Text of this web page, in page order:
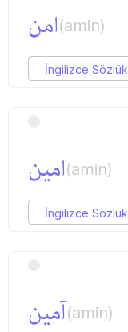
امن(amin)
İngilizce Sözlük
امین(amin)
İngilizce Sözlük
آمین(amin)